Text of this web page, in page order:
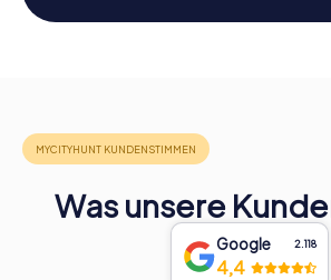
Was unsere
Google 2.118
4,4